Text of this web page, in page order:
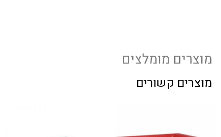
מוצרים מומלצים
מוצרים קשורים